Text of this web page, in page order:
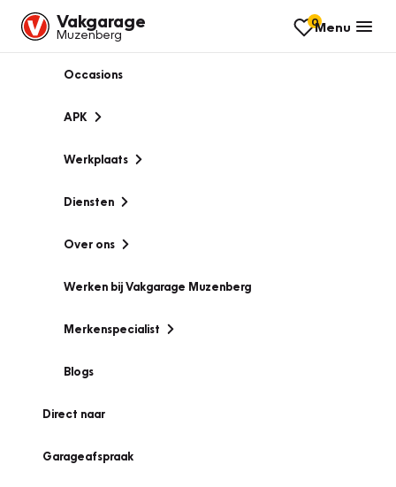
Vakgarage
Muzenberg
0Menu
Occasions
APK
Werkplaats
Diensten
Over ons
Werken bij Vakgarage Muzenberg
Merkenspecialist
Blogs
Direct naar
Garageafspraak